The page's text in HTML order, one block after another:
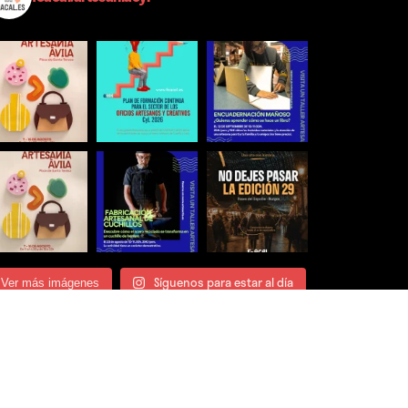
Ver más imágenes Síguenos para estar al día